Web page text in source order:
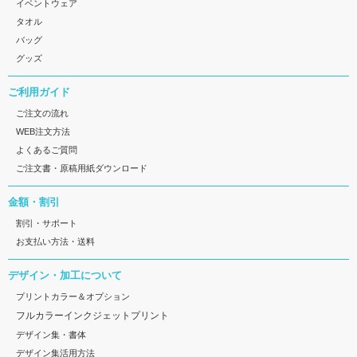
イベントウェア
タオル
バッグ
グッズ
ご利用ガイド
ご注文の流れ
WEB注文方法
よくあるご質問
ご注文書・原稿用紙ダウンロード
金額・割引
割引・サポート
お支払い方法・送料
デザイン・加工について
プリントカラー＆オプション
フルカラーインクジェットプリント
デザイン集・書体
デザイン集活用方法